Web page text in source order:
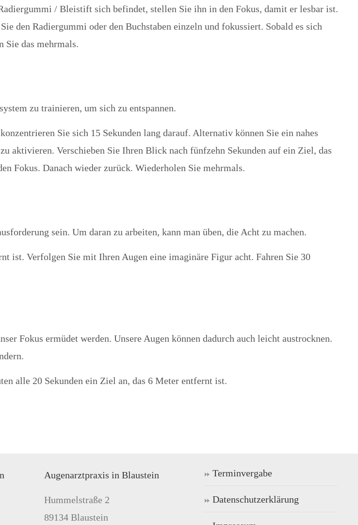
/ Bleistift sich befindet, stellen Sie ihn in den Fokus, damit er lesbar ist.
den Radiergummi oder den Buchstaben einzeln und fokussiert. Sobald es sich
Sie das mehrmals.
zu trainieren, um sich zu entspannen.
Sie sich 15 Sekunden lang darauf. Alternativ können Sie ein nahes
aktivieren. Verschieben Sie Ihren Blick nach fünfzehn Sekunden auf ein Ziel, das
Fokus. Danach wieder zurück. Wiederholen Sie mehrmals.
sein. Um daran zu arbeiten, kann man üben, die Acht zu machen.
ist. Verfolgen Sie mit Ihren Augen eine imaginäre Figur acht. Fahren Sie 30
Fokus ermüdet werden. Unsere Augen können dadurch auch leicht austrocknen.
alle 20 Sekunden ein Ziel an, das 6 Meter entfernt ist.
Augenarztpraxis in Blaustein
Hummelstraße 2
89134 Blaustein
Terminvergabe
Datenschutzerklärung